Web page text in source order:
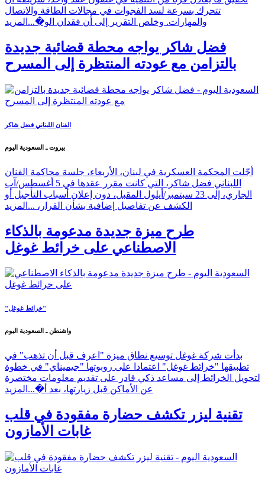
تتحرك بسرعة لسد الفجوات في مجالات الطاقة والاتصال
والمهارات. وخلص التقرير إلى أن فقدان الو�... المزيد
فضل شاكر يواجه محطة قضائية جديدة
بالتزامن مع عودته المنتظرة إلى المسرح
الفنان اللبناني فضل شاكر
بيروت ـ السعودية اليوم
أجّلت المحكمة العسكرية في لبنان، الأربعاء، جلسة محاكمة الفنان
اللبناني فضل شاكر، التي كانت مقرر عقدها في 5 أغسطس/آب
الجاري، إلى 23 سبتمبر/أيلول المقبل، دون إعلان أسباب التأجيل أو
الكشف عن تفاصيل إضافية بشأن القرار، ... المزيد
طرح ميزة جديدة مدعومة بالذكاء
الاصطناعي على خرائط غوغل
"خرائط غوغل"
واشنطن ـ السعودية اليوم
بدأت شركة غوغل توسيع نطاق ميزة "اعرف قبل أن تذهب" في
تطبيقها "خرائط غوغل" اعتمادا على روبوتها "جيميناي" في خطوة
لتحويل الخرائط إلى مساعد ذكي قادر على تقديم معلومات مختصرة
عن الأماكن قبل زيارتها، بعد أ�... المزيد
تقنية ليزر تكشف حضارة مفقودة في قلب
غابات الأمازون